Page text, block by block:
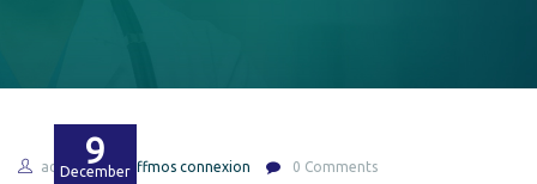
9
December
admin caffmos connexion 0 Comments